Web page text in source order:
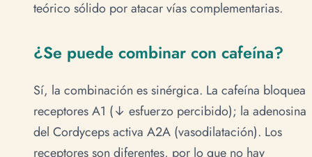
teórico sólido por atacar vías complementarias.
¿Se puede combinar con cafeína?
Sí, la combinación es sinérgica. La cafeína bloquea
receptores A1 (↓ esfuerzo percibido); la adenosina
del Cordyceps activa A2A (vasodilatación). Los
receptores son diferentes, por lo que no hay